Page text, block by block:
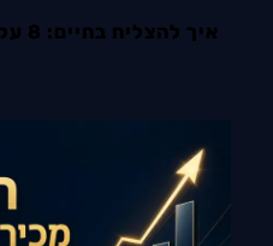
איך להצליח בחיים: 8 עקרונות להצלחה אמיתית